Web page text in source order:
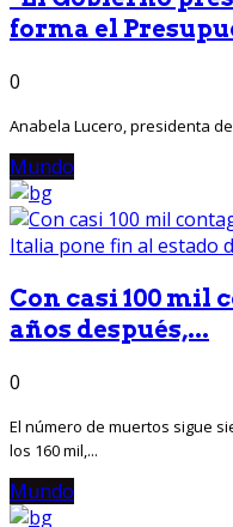
forma el
0
Anabela Lucero, presidenta
Mundo
Con casi 100 mil
años después,...
0
El número de muertos sigue
los 160 mil,...
Mundo